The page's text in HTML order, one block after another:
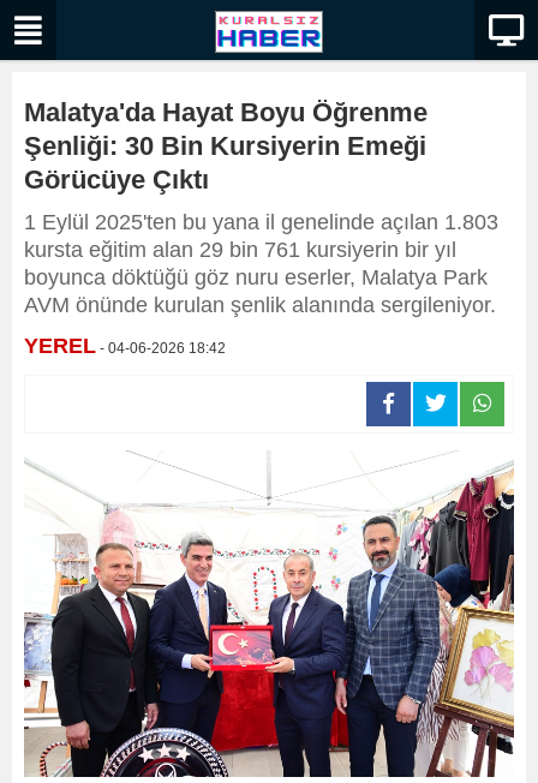
Malatya'da Hayat Boyu Öğrenme
Şenliği: 30 Bin Kursiyerin Emeği
Görücüye Çıktı
1 Eylül 2025'ten bu yana il genelinde açılan 1.803
kursta eğitim alan 29 bin 761 kursiyerin bir yıl
boyunca döktüğü göz nuru eserler, Malatya Park
AVM önünde kurulan şenlik alanında sergileniyor.
YEREL - 04-06-2026 18:42